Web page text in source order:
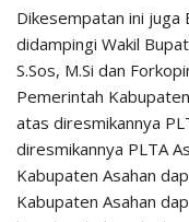
Dikesempatan ini juga
didampingi Wakil
S.Sos, M.Si dan
Pemerintah
atas diresmikannya
diresmikannya PLTA
Kabupaten Asahan
Kabupaten Asahan